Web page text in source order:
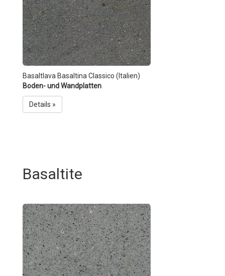
Basaltlava Basaltina Classico (Italien)
Boden- und Wandplatten
Details »
Basaltite